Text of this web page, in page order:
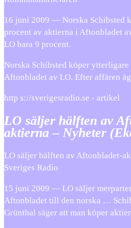
16 juni 2009 — Norska Schibsted
procent av aktierna i Aftonbladet
LO bara 9 procent.
Norska Schibsted köper
Aftonbladet av LO. Efter affären
http s://sverigesradio.se › artikel
LO säljer hälften av
aktierna – Nyheter
LO säljer hälften av Aftonbladet-
Sveriges Radio
15 juni 2009 — LO säljer
Aftonbladet till den norska …
Grünthal säger att man köper